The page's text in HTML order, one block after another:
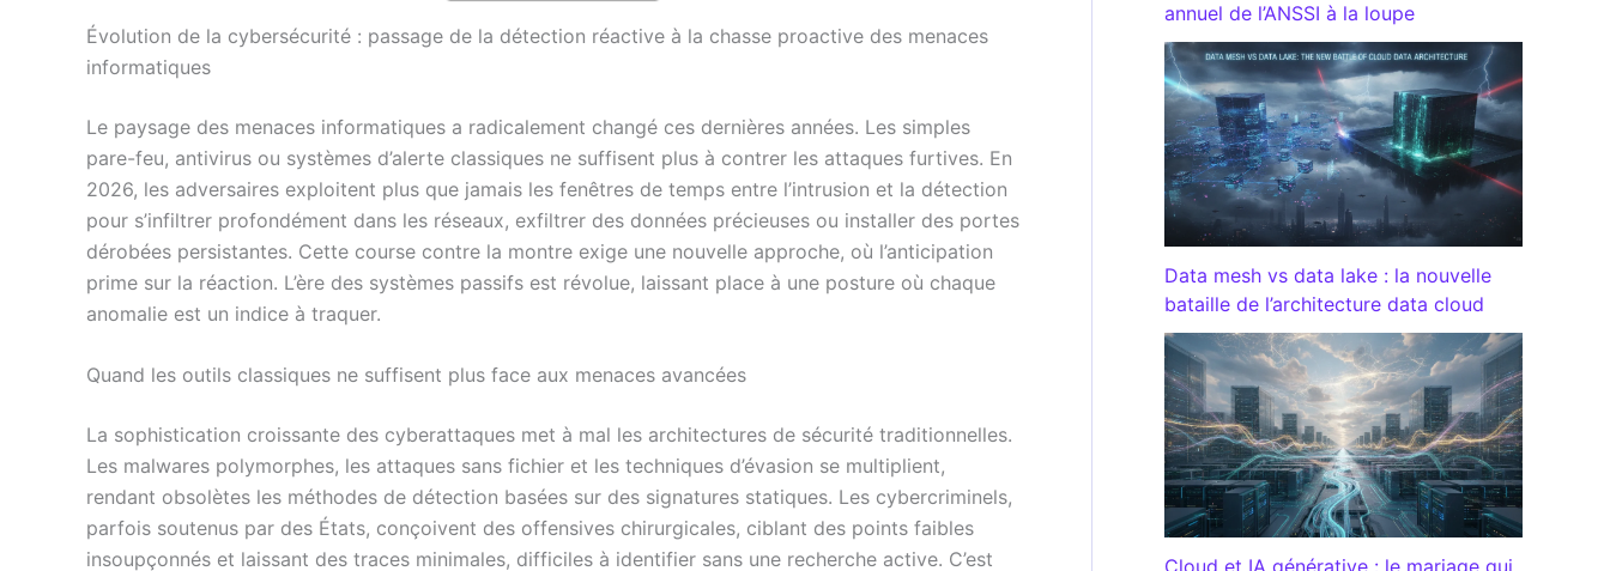
Évolution de la cybersécurité : passage de la détection réactive à la chasse proactive des menaces
informatiques
Le paysage des menaces informatiques a radicalement changé ces dernières années. Les simples
pare-feu, antivirus ou systèmes d’alerte classiques ne suffisent plus à contrer les attaques furtives. En
2026, les adversaires exploitent plus que jamais les fenêtres de temps entre l’intrusion et la détection
pour s’infiltrer profondément dans les réseaux, exfiltrer des données précieuses ou installer des portes
dérobées persistantes. Cette course contre la montre exige une nouvelle approche, où l’anticipation
prime sur la réaction. L’ère des systèmes passifs est révolue, laissant place à une posture où chaque
anomalie est un indice à traquer.
Quand les outils classiques ne suffisent plus face aux menaces avancées
La sophistication croissante des cyberattaques met à mal les architectures de sécurité traditionnelles.
Les malwares polymorphes, les attaques sans fichier et les techniques d’évasion se multiplient,
rendant obsolètes les méthodes de détection basées sur des signatures statiques. Les cybercriminels,
parfois soutenus par des États, conçoivent des offensives chirurgicales, ciblant des points faibles
insoupçonnés et laissant des traces minimales, difficiles à identifier sans une recherche active. C’est
annuel de l’ANSSI à la loupe
Data mesh vs data lake : la nouvelle
bataille de l’architecture data cloud